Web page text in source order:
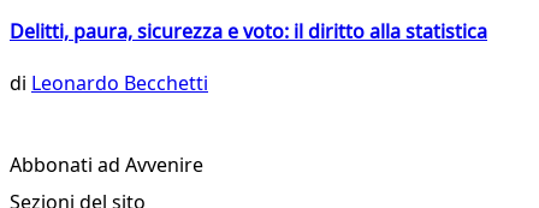
Delitti, paura, sicurezza e voto: il diritto alla statistica
di Leonardo Becchetti
Abbonati ad Avvenire
Sezioni del sito